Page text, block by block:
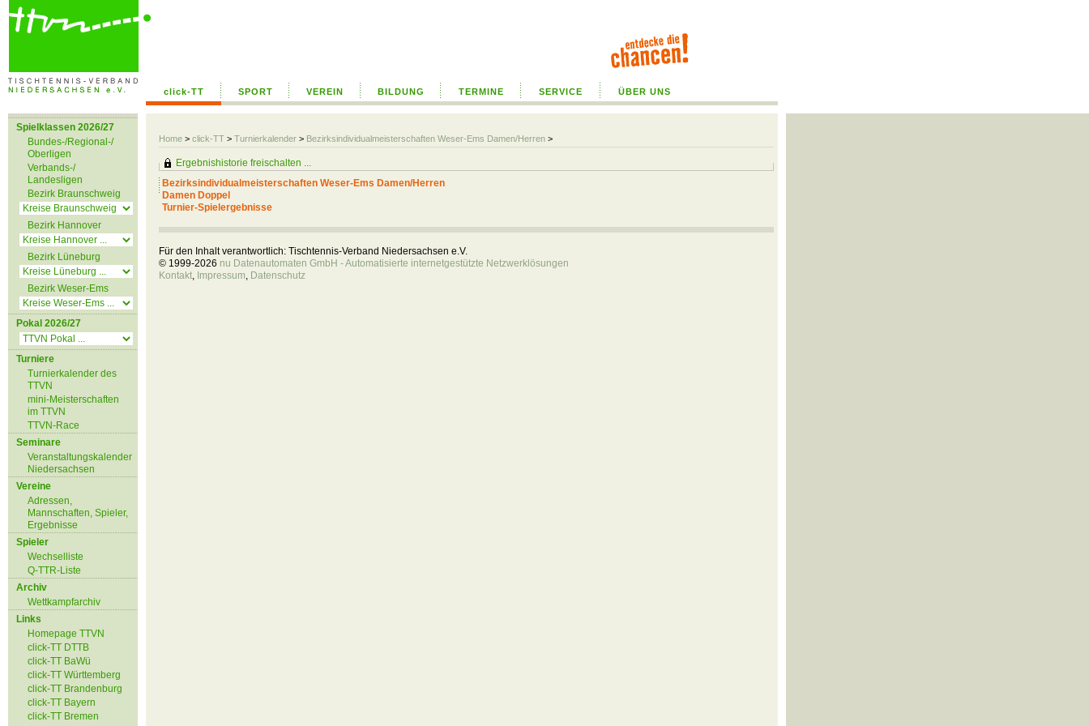
click-TT SPORT VEREIN BILDUNG TERMINE SERVICE ÜBER UNS
Home > click-TT > Turnierkalender > Bezirksindividualmeisterschaften Weser-Ems Damen/Herren >
Spielklassen 2026/27
Bundes-/Regional-/
Oberligen
Verbands-/
Landesligen
Bezirk Braunschweig
Bezirk Hannover
Bezirk Lüneburg
Bezirk Weser-Ems
Pokal 2026/27
Turniere
Turnierkalender des
TTVN
mini-Meisterschaften
im TTVN
TTVN-Race
Seminare
Veranstaltungskalender
Niedersachsen
Vereine
Adressen,
Mannschaften, Spieler,
Ergebnisse
Spieler
Wechselliste
Q-TTR-Liste
Archiv
Wettkampfarchiv
Links
Homepage TTVN
click-TT DTTB
click-TT BaWü
click-TT Württemberg
click-TT Brandenburg
click-TT Bayern
click-TT Bremen
Ergebnishistorie freischalten ...
Bezirksindividualmeisterschaften Weser-Ems Damen/Herren
Damen Doppel
Turnier-Spielergebnisse
Für den Inhalt verantwortlich: Tischtennis-Verband Niedersachsen e.V.
© 1999-2026 nu Datenautomaten GmbH - Automatisierte internetgestützte Netzwerklösungen
Kontakt, Impressum, Datenschutz